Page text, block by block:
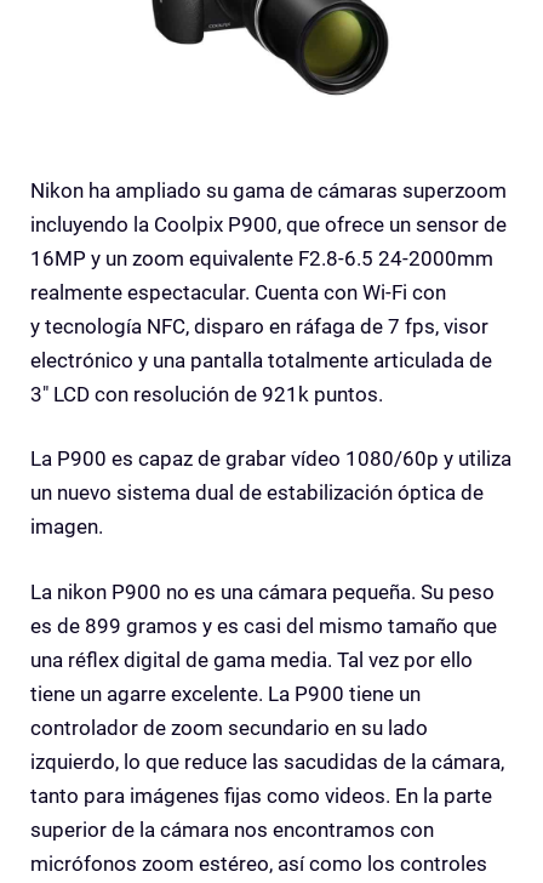
Nikon ha ampliado su gama de cámaras superzoom
incluyendo la Coolpix P900, que ofrece un sensor de
16MP y un zoom equivalente F2.8-6.5 24-2000mm
realmente espectacular. Cuenta con Wi-Fi con
y tecnología NFC, disparo en ráfaga de 7 fps, visor
electrónico y una pantalla totalmente articulada de
3″ LCD con resolución de 921k puntos.
La P900 es capaz de grabar vídeo 1080/60p y utiliza
un nuevo sistema dual de estabilización óptica de
imagen.
La nikon P900 no es una cámara pequeña. Su peso
es de 899 gramos y es casi del mismo tamaño que
una réflex digital de gama media. Tal vez por ello
tiene un agarre excelente. La P900 tiene un
controlador de zoom secundario en su lado
izquierdo, lo que reduce las sacudidas de la cámara,
tanto para imágenes fijas como videos. En la parte
superior de la cámara nos encontramos con
micrófonos zoom estéreo, así como los controles